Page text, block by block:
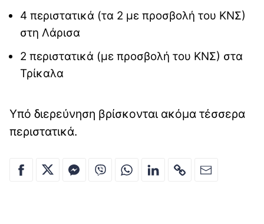
4 περιστατικά (τα 2 με προσβολή του ΚΝΣ)
στη Λάρισα
2 περιστατικά (με προσβολή του ΚΝΣ) στα
Τρίκαλα
Υπό διερεύνηση βρίσκονται ακόμα τέσσερα
περιστατικά.